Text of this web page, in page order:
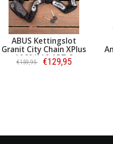
ABUS Kettingslot
Granit City Chain XPlus
1060/110 ART-3
€159,95 €129,95